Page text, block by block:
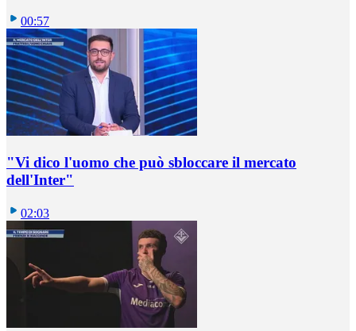
00:57
"Vi dico l'uomo che può sbloccare il mercato
dell'Inter"
02:03